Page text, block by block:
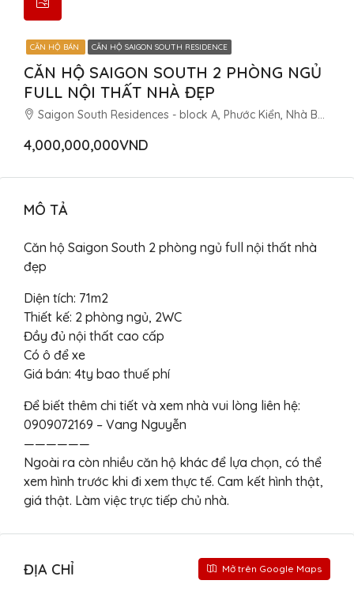
CĂN HỘ BÁN CĂN HỘ SAIGON SOUTH RESIDENCE
CĂN HỘ SAIGON SOUTH 2 PHÒNG NGỦ
FULL NỘI THẤT NHÀ ĐẸP
Saigon South Residences - block A, Phước Kiển, Nhà Bè, Thành phố Hồ Chí Minh, Việt Nam
4,000,000,000VND
MÔ TẢ
Căn hộ Saigon South 2 phòng ngủ full nội thất nhà
đẹp
Diện tích: 71m2
Thiết kế: 2 phòng ngủ, 2WC
Đầy đủ nội thất cao cấp
Có ô để xe
Giá bán: 4ty bao thuế phí
Để biết thêm chi tiết và xem nhà vui lòng liên hệ:
0909072169 – Vang Nguyễn
——————
Ngoài ra còn nhiều căn hộ khác để lựa chọn, có thể
xem hình trước khi đi xem thực tế. Cam kết hình thật,
giá thật. Làm việc trực tiếp chủ nhà.
ĐỊA CHỈ Mở trên Google Maps